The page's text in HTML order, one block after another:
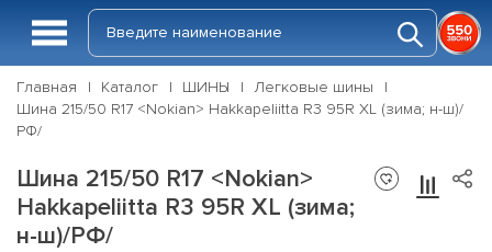
Главная Каталог ШИНЫ
Легковые шины
Шина 215/50 R17 <Nokian> Hakkapeliitta R3 95R XL (зима; н-ш)/
РФ/
Шина 215/50 R17 <Nokian>
Hakkapeliitta R3 95R XL (зима;
н-ш)/РФ/